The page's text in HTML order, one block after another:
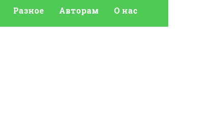
Разное Авторам О нас